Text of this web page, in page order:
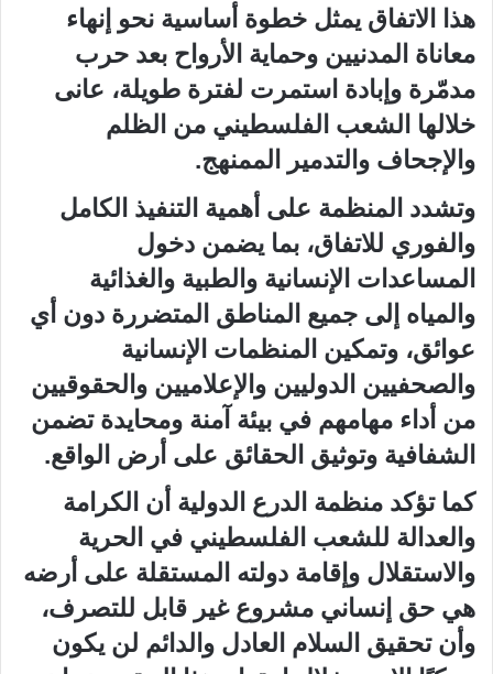
هذا الاتفاق يمثل خطوة أساسية نحو إنهاء
معاناة المدنيين وحماية الأرواح بعد حرب
مدمّرة وإبادة استمرت لفترة طويلة، عانى
خلالها الشعب الفلسطيني من الظلم
والإجحاف والتدمير الممنهج.
وتشدد المنظمة على أهمية التنفيذ الكامل
والفوري للاتفاق، بما يضمن دخول
المساعدات الإنسانية والطبية والغذائية
والمياه إلى جميع المناطق المتضررة دون أي
عوائق، وتمكين المنظمات الإنسانية
والصحفيين الدوليين والإعلاميين والحقوقيين
من أداء مهامهم في بيئة آمنة ومحايدة تضمن
الشفافية وتوثيق الحقائق على أرض الواقع.
كما تؤكد منظمة الدرع الدولية أن الكرامة
والعدالة للشعب الفلسطيني في الحرية
والاستقلال وإقامة دولته المستقلة على أرضه
هي حق إنساني مشروع غير قابل للتصرف،
وأن تحقيق السلام العادل والدائم لن يكون